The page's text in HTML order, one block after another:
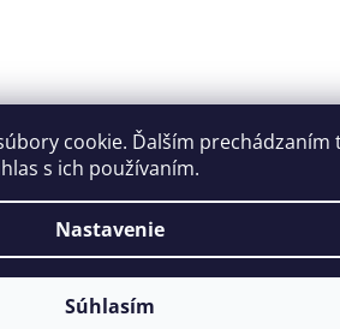
cookie. Ďalším prechádzaním
s ich používaním.
Nastavenie
Súhlasím